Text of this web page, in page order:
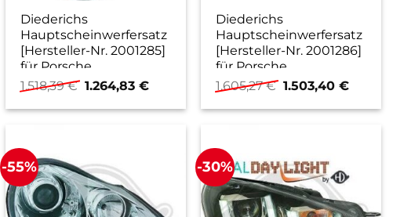
Diederichs
Hauptscheinwerfersatz
[Hersteller-Nr. 2001285]
für Porsche
1.518,39€ Ursprünglicher
war:
1.264,83 €Aktueller
ist:
Diederichs
Hauptscheinwerfersatz
[Hersteller-Nr. 2001286]
für Porsche
1.605,27€ Ursprünglicher
war:
1.503,40€
ist:
-55% -30%